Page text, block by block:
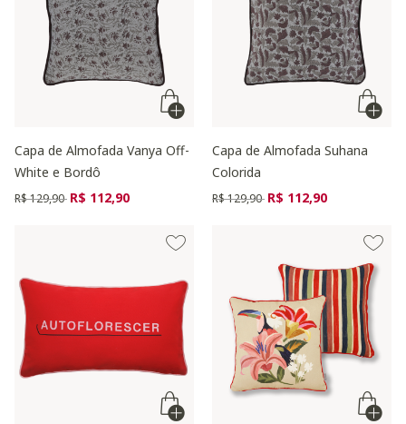
Capa de Almofada Vanya Off-
White e Bordô
Preço reduzido de
R$ 129,90 para
R$ 112,90
Capa de Almofada Suhana
Colorida
Preço reduzido de
R$ 129,90 para
R$ 112,90